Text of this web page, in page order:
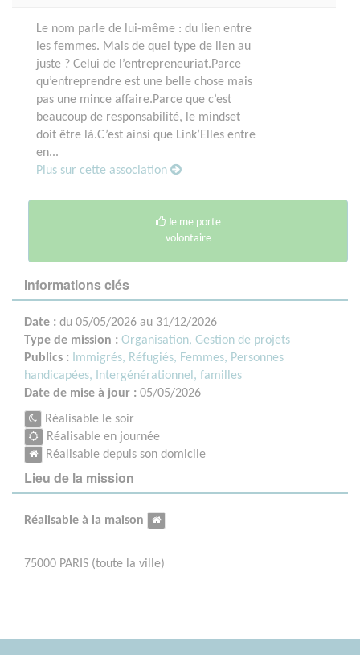
Le nom parle de lui-même : du lien entre
les femmes. Mais de quel type de lien au
juste ? Celui de l’entrepreneuriat.Parce
qu’entreprendre est une belle chose mais
pas une mince affaire.Parce que c’est
beaucoup de responsabilité, le mindset
doit être là.C’est ainsi que Link’Elles entre
en...
Plus sur cette association
Je me porte
volontaire
Informations clés
Date : du 05/05/2026 au 31/12/2026
Type de mission : Organisation, Gestion de projets
Publics : Immigrés, Réfugiés, Femmes, Personnes
handicapées,
Intergénérationnel, familles
Date de mise à jour : 05/05/2026
Réalisable le soir
Réalisable en journée
Réalisable depuis son domicile
Lieu de la mission
Réalisable à la maison
75000 PARIS (toute la ville)